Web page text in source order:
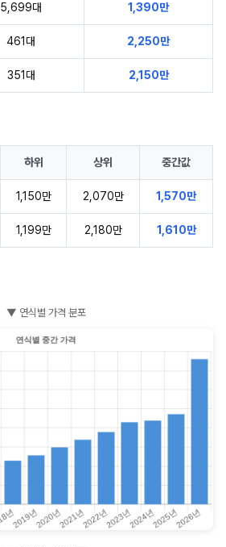
5,699대 1,390만
461대 2,250만
351대 2,150만
하위 상위 중간값
1,150만 2,070만 1,570만
1,199만 2,180만 1,610만
▼ 연식별 가격 분포